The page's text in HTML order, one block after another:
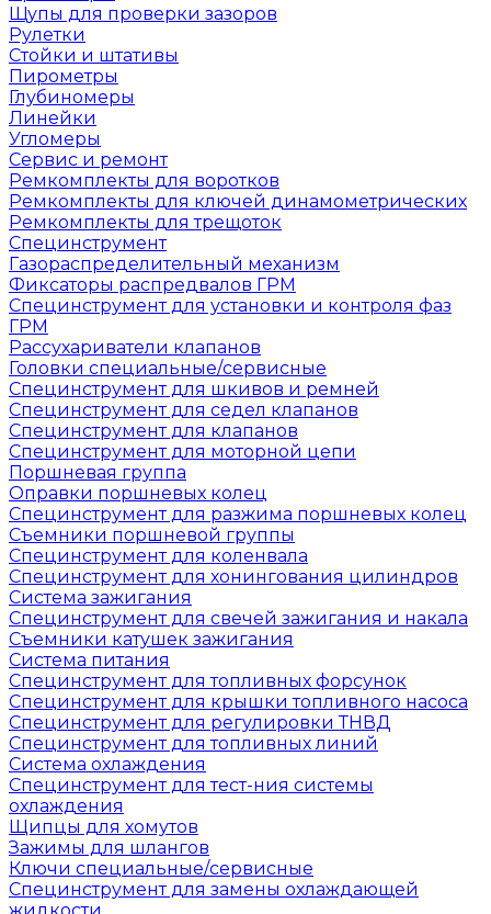
Щупы для проверки зазоров
Рулетки
Стойки и штативы
Пирометры
Глубиномеры
Линейки
Угломеры
Сервис и ремонт
Ремкомплекты для воротков
Ремкомплекты для ключей динамометрических
Ремкомплекты для трещоток
Специнструмент
Газораспределительный механизм
Фиксаторы распредвалов ГРМ
Специнструмент для установки и контроля фаз
ГРМ
Рассухариватели клапанов
Головки специальные/сервисные
Специнструмент для шкивов и ремней
Специнструмент для седел клапанов
Специнструмент для клапанов
Специнструмент для моторной цепи
Поршневая группа
Оправки поршневых колец
Специнструмент для разжима поршневых колец
Съемники поршневой группы
Специнструмент для коленвала
Специнструмент для хонингования цилиндров
Система зажигания
Специнструмент для свечей зажигания и накала
Съемники катушек зажигания
Система питания
Специнструмент для топливных форсунок
Специнструмент для крышки топливного насоса
Специнструмент для регулировки ТНВД
Специнструмент для топливных линий
Система охлаждения
Специнструмент для тест-ния системы
охлаждения
Щипцы для хомутов
Зажимы для шлангов
Ключи специальные/сервисные
Специнструмент для замены охлаждающей